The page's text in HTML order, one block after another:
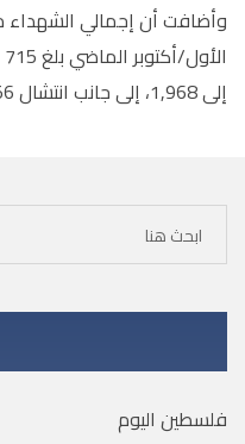
إلى 1,968، إلى جانب انتشال 756 جثمانًا.
فلسطين اليوم